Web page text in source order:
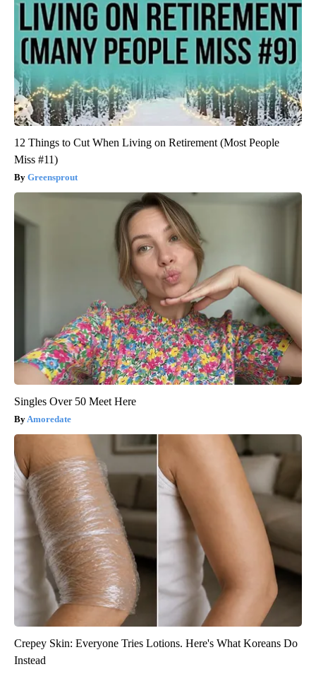
12 Things to Cut When Living on Retirement (Most People
Miss #11)
Greensprout
Singles Over 50 Meet Here
Amoredate
Crepey Skin: Everyone Tries Lotions. Here's What Koreans Do
Instead